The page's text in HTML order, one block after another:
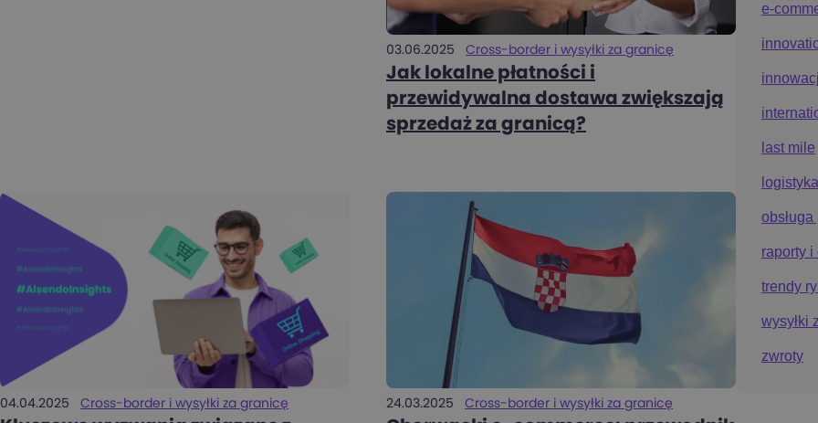
03.06.2025 Cross-border i wysyłki za granicę
Jak lokalne płatności i
przewidywalna dostawa zwiększają
sprzedaż za granicą?
04.04.2025 Cross-border i wysyłki za granicę 24.03.2025 Cross-border i wysyłki za granicę
e-
last mile
logistyka
raporty i
trendy
wysyłki
zwroty